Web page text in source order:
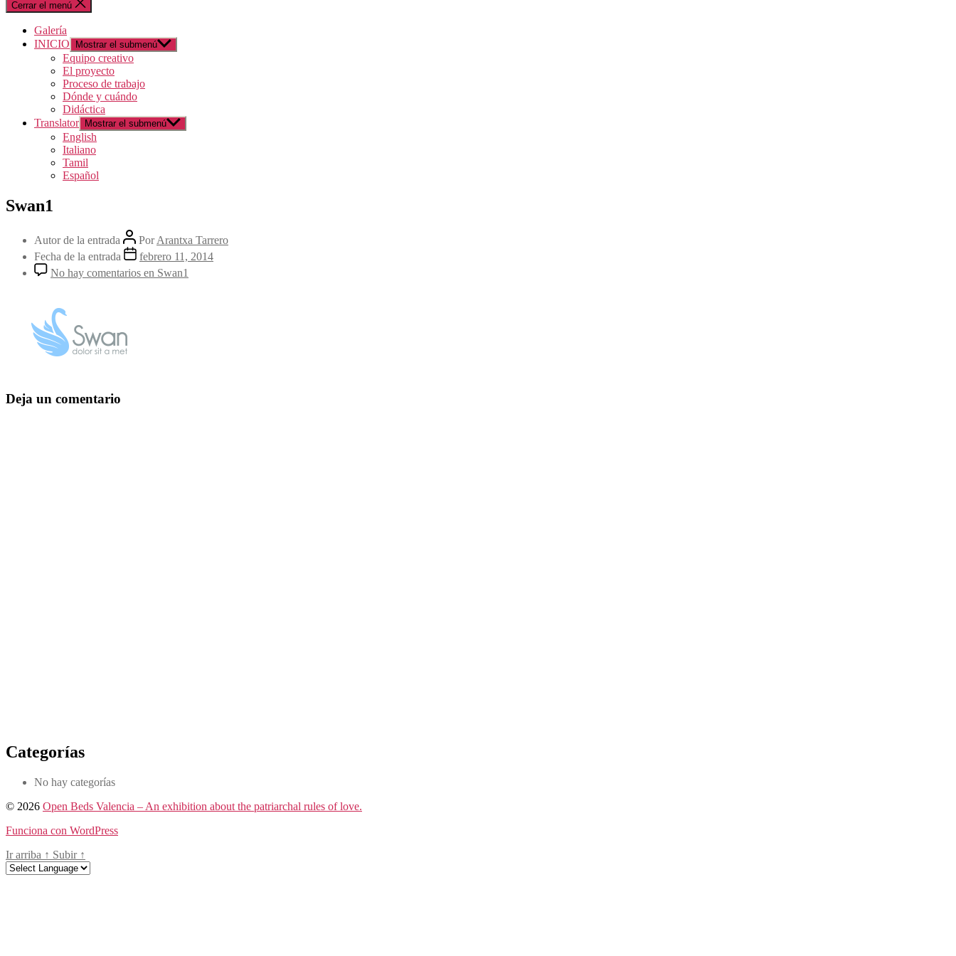
Cerrar el menú
Galería
INICIO
Mostrar el submenú
Equipo creativo
El proyecto
Proceso de trabajo
Dónde y cuándo
Didáctica
Translator
Mostrar el submenú
English
Italiano
Tamil
Español
Swan1
Autor de la entrada PorArantxa Tarrero
Fecha de la entrada
febrero 11, 2014
No hay comentarios en Swan1
Deja un comentario
Categorías
No hay categorías
© 2026 Open Beds Valencia – An exhibition about the patriarchal rules of love.
Funciona con WordPress
Ir arriba ↑ Subir ↑